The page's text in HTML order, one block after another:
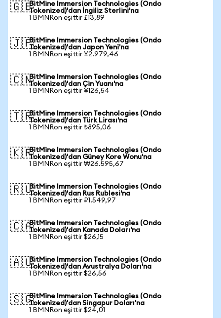
🇬🇧BitMine Immersion Technologies (Ondo
Tokenized)'dan İngiliz Sterlini'na
1 BMNRon eşittir £13,89
🇯🇵BitMine Immersion Technologies (Ondo
Tokenized)'dan Japon Yeni'na
1 BMNRon eşittir ¥2.979,46
🇨🇳BitMine Immersion Technologies (Ondo
Tokenized)'dan Çin Yuanı'na
1 BMNRon eşittir ¥126,54
🇹🇷BitMine Immersion Technologies (Ondo
Tokenized)'dan Türk Lirası'na
1 BMNRon eşittir ₺895,06
🇰🇷BitMine Immersion Technologies (Ondo
Tokenized)'dan Güney Kore Wonu'na
1 BMNRon eşittir ₩26.595,67
🇷🇺BitMine Immersion Technologies (Ondo
Tokenized)'dan Rus Rublesi'na
1 BMNRon eşittir ₽1.549,97
🇨🇦BitMine Immersion Technologies (Ondo
Tokenized)'dan Kanada Doları'na
1 BMNRon eşittir $26,15
🇦🇺BitMine Immersion Technologies (Ondo
Tokenized)'dan Avustralya Doları'na
1 BMNRon eşittir $26,56
🇸🇬BitMine Immersion Technologies (Ondo
Tokenized)'dan Singapur Doları'na
1 BMNRon eşittir $24,01